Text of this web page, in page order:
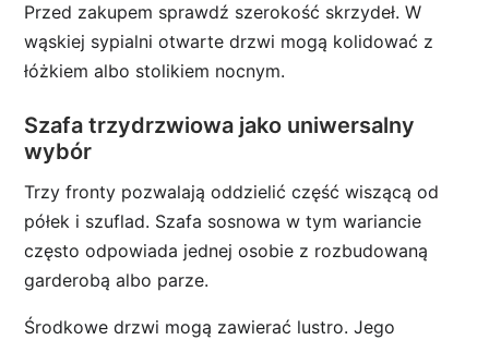
Przed zakupem sprawdź szerokość skrzydeł. W
wąskiej sypialni otwarte drzwi mogą kolidować z
łóżkiem albo stolikiem nocnym.
Szafa trzydrzwiowa jako uniwersalny
wybór
Trzy fronty pozwalają oddzielić część wiszącą od
półek i szuflad. Szafa sosnowa w tym wariancie
często odpowiada jednej osobie z rozbudowaną
garderobą albo parze.
Środkowe drzwi mogą zawierać lustro. Jego